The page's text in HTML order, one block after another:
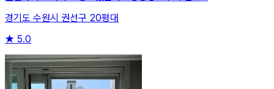
경기도 수원시 권선구 20평대
★ 5.0